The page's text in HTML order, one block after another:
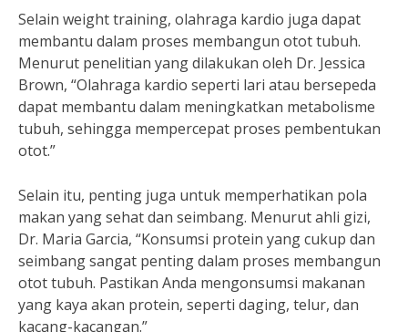
Selain weight training, olahraga kardio juga dapat
membantu dalam proses membangun otot tubuh.
Menurut penelitian yang dilakukan oleh Dr. Jessica
Brown, “Olahraga kardio seperti lari atau bersepeda
dapat membantu dalam meningkatkan metabolisme
tubuh, sehingga mempercepat proses pembentukan
otot.”
Selain itu, penting juga untuk memperhatikan pola
makan yang sehat dan seimbang. Menurut ahli gizi,
Dr. Maria Garcia, “Konsumsi protein yang cukup dan
seimbang sangat penting dalam proses membangun
otot tubuh. Pastikan Anda mengonsumsi makanan
yang kaya akan protein, seperti daging, telur, dan
kacang-kacangan.”